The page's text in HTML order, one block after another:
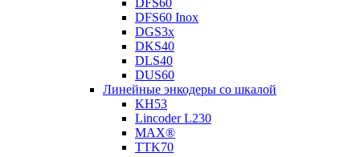
DFS60
DFS60 Inox
DGS3x
DKS40
DLS40
DUS60
Линейные энкодеры со шкалой
KH53
Lincoder L230
MAX®
TTK70